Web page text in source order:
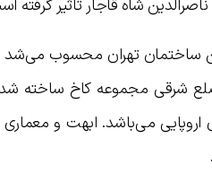
شاه قاجار تاثیر گرفته
ساختمان تهران محسوب می‌شد
شرقی مجموعه کاخ ساخته
اروپایی می‌باشد. ابهت و